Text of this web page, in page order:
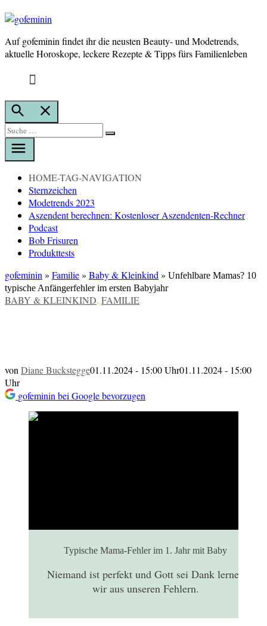
gofeminin
Auf gofeminin findet ihr die neusten Beauty- und Modetrends,
aktuelle Horoskope, leckere Rezepte & Tipps fürs Familienleben
Suche
öffnen
Suche
nach:
Suche
HOME-TAG-NAVIGATION
Sternzeichen
Modetrends 2023
Aszendent berechnen: Kostenloser Aszendenten-Rechner
Podcast
Bob Frisuren
Produkttests
gofeminin » Familie» Baby & Kleinkind » Unfehlbare Mamas? 10
typische Anfängerfehler im ersten Babyjahr
VERÖFFENTLICHT
BABY & KLEINKIND, FAMILIE
von Diane Buckstegge01.11.2024 - 15:00 Uhr01.11.2024 - 15:00
Uhr
gofeminin bei Google bevorzugen
Typische Mama-Fehler im 1. Jahr mit Baby
Niemand ist perfekt und Gott sei Dank lernen
wir aus unseren Fehlern.